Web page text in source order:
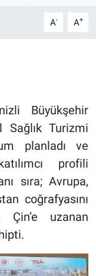
A- A+
Büyükşehir
Turizmi
planladı ve
profili
sıra; Avrupa,
coğrafyasını
Çin’e uzanan